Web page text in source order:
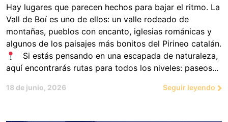
Hay lugares que parecen hechos para bajar el ritmo. La
Vall de Boí es uno de ellos: un valle rodeado de
montañas, pueblos con encanto, iglesias románicas y
algunos de los paisajes más bonitos del Pirineo catalán.
Si estás pensando en una escapada de naturaleza,
aquí encontrarás rutas para todos los niveles: paseos...
18 de junio, 2026 Seguir leyendo